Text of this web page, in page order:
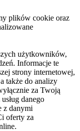
plików cookie oraz
użytkowników,
Informacje te
strony internetowej,
także do analizy
za Twoją
danego
z danymi
oferty za